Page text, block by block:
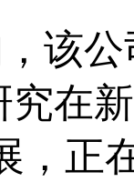
该公
在
，正